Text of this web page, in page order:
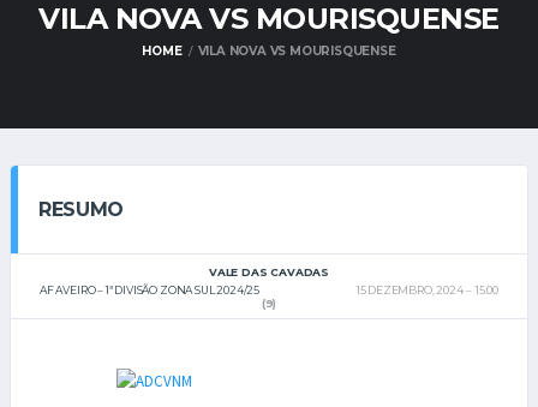
VILA NOVA VS MOURISQUENSE
HOME VILA NOVA VS MOURISQUENSE
RESUMO
AF AVEIRO – 1ª DIVISÃO ZONA SUL 2024/25
VALE DAS CAVADAS
15 DEZEMBRO, 2024
15:00
(9)